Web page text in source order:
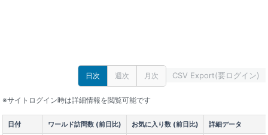
日次 週次 月次 CSV Export(要ログイン)
※サイトログイン時は詳細情報を閲覧可能です
日付 ワールド訪問数 (前日比) お気に入り数 (前日比) 詳細データ